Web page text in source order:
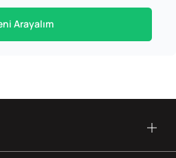
Arayalım